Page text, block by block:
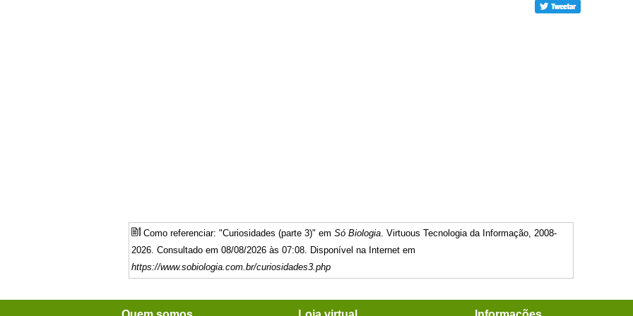
Como referenciar: "Curiosidades (parte 3)" em Só Biologia. Virtuous Tecnologia da Informação, 2008-
2026. Consultado em 08/08/2026 às 07:08. Disponível na Internet em
https://www.sobiologia.com.br/curiosidades3.php